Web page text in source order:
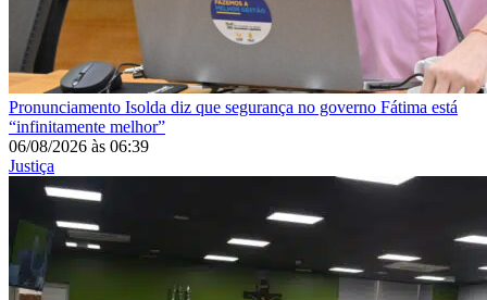
Pronunciamento Isolda diz que segurança no governo Fátima está
“infinitamente melhor”
06/08/2026 às 06:39
Justiça